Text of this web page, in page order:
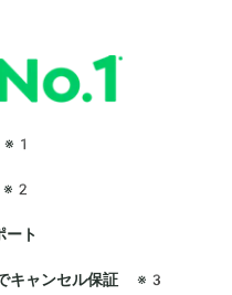
※1
※2
ト
ャンセル保証 ※3